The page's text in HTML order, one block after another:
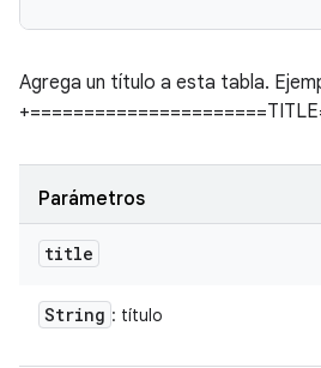
Agrega un título a esta tabla.
Parámetros
title
String : título